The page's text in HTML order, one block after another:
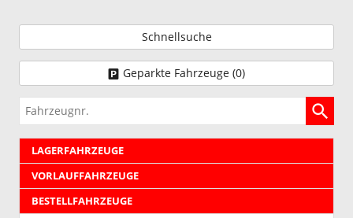
Schnellsuche
Geparkte Fahrzeuge (0)
Fahrzeugnr.
LAGERFAHRZEUGE
VORLAUFFAHRZEUGE
BESTELLFAHRZEUGE